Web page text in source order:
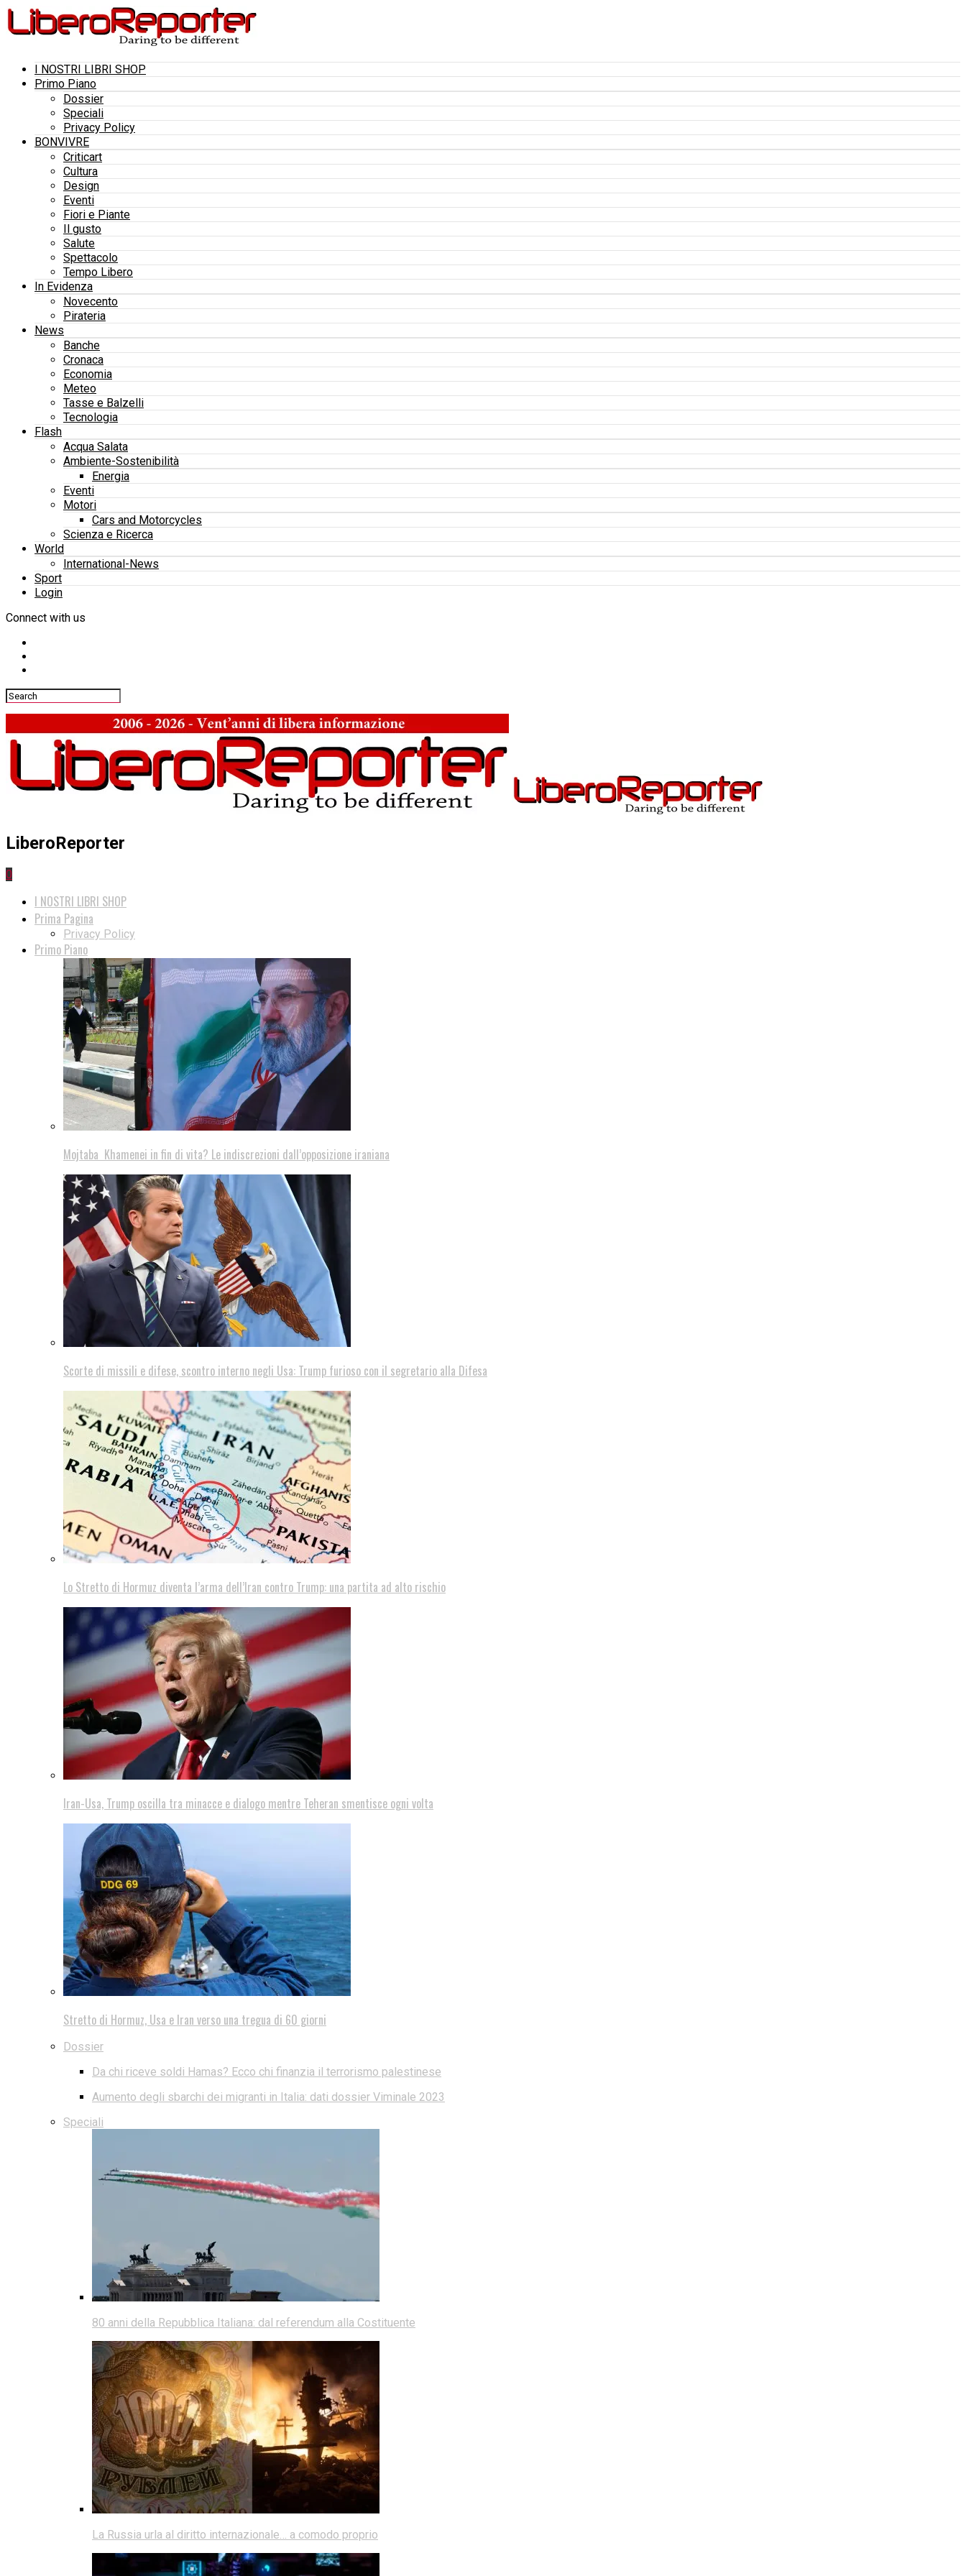
I NOSTRI LIBRI SHOP
Primo Piano
Dossier
Speciali
Privacy Policy
BONVIVRE
Criticart
Cultura
Design
Eventi
Fiori e Piante
Il gusto
Salute
Spettacolo
Tempo Libero
In Evidenza
Novecento
Pirateria
News
Banche
Cronaca
Economia
Meteo
Tasse e Balzelli
Tecnologia
Flash
Acqua Salata
Ambiente-Sostenibilità
Energia
Eventi
Motori
Cars and Motorcycles
Scienza e Ricerca
World
International-News
Sport
Login
Connect with us
LiberoReporter
0
I NOSTRI LIBRI SHOP
Prima Pagina
Privacy Policy
Primo Piano
Mojtaba Khamenei in fin di vita? Le indiscrezioni dall’opposizione iraniana
Scorte di missili e difese, scontro interno negli Usa: Trump furioso con il segretario alla Difesa
Lo Stretto di Hormuz diventa l’arma dell’Iran contro Trump: una partita ad alto rischio
Iran-Usa, Trump oscilla tra minacce e dialogo mentre Teheran smentisce ogni volta
Stretto di Hormuz, Usa e Iran verso una tregua di 60 giorni
Dossier
Da chi riceve soldi Hamas? Ecco chi finanzia il terrorismo palestinese
Aumento degli sbarchi dei migranti in Italia: dati dossier Viminale 2023
Speciali
80 anni della Repubblica Italiana: dal referendum alla Costituente
La Russia urla al diritto internazionale… a comodo proprio